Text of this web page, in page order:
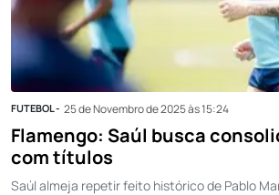
FUTEBOL - 25 de Novembro de 2025 às 15:24
Flamengo: Saúl busca
com títulos
Saúl almeja repetir feito histórico de Pablo